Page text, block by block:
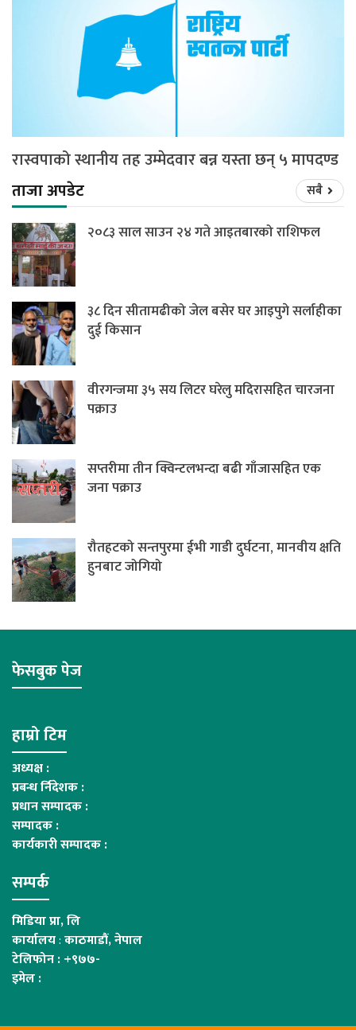
रास्वपाको स्थानीय तह उम्मेदवार बन्न यस्ता छन् ५ मापदण्ड
ताजा अपडेट
सबै
२०८३ साल साउन २४ गते आइतबारको राशिफल
३८ दिन सीतामढीको जेल बसेर घर आइपुगे सर्लाहीका
दुई किसान
वीरगन्जमा ३५ सय लिटर घरेलु मदिरासहित चारजना
पक्राउ
सप्तरीमा तीन क्विन्टलभन्दा बढी गाँजासहित एक
जना पक्राउ
रौतहटको सन्तपुरमा ईभी गाडी दुर्घटना, मानवीय क्षति
हुनबाट जोगियो
फेसबुक पेज
हाम्रो टिम
अध्यक्ष :
प्रबन्ध र्निदेशक :
प्रधान सम्पादक :
सम्पादक :
कार्यकारी सम्पादक :
सम्पर्क
मिडिया प्रा, लि
कार्यालय:काठमाडौं, नेपाल
टेलिफोन : +९७७-
इमेल :